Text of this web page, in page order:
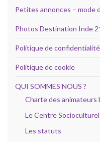
Petites annonces – mode
Photos Destination Inde
Politique de confidentialité
Politique de cookie
QUI SOMMES NOUS ?
Charte des animateurs
Le Centre
Les statuts